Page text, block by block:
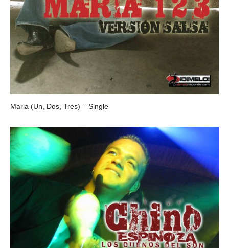
Maria (Un, Dos, Tres) – Single
CHINO ESPINOZA Y LOS DUEÑOS DEL SON